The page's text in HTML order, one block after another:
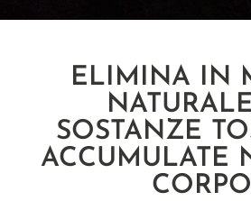
ELIMINA IN
SOSTANZE
ACCUMULATE
CORPO